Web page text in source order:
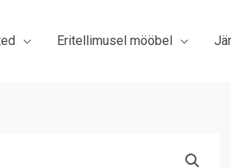
Eritellimusel mööbel